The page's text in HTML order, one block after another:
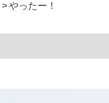
やったー！